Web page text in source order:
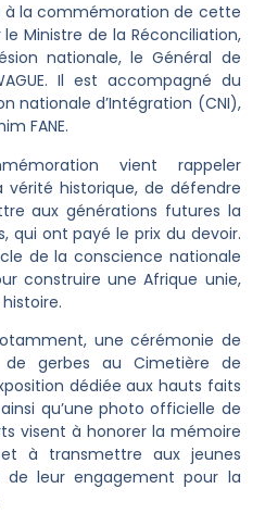
à la commémoration de cette
Ministre de la Réconciliation,
nationale, le Général de
Il est accompagné du
nationale d’Intégration (CNI),
FANE.
vient rappeler
vérité historique, de défendre
aux générations futures la
qui ont payé le prix du devoir.
de la conscience nationale
construire une Afrique unie,
une cérémonie de
gerbes au Cimetière de
dédiée aux hauts faits
qu’une photo officielle de
visent à honorer la mémoire
à transmettre aux jeunes
de leur engagement pour la